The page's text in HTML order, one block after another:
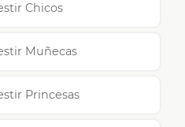
Chicos
Muñecas
Princesas